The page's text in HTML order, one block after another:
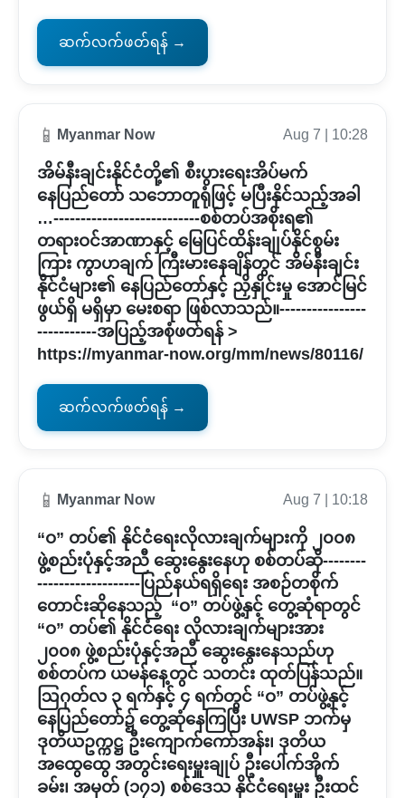
ဆက်လက်ဖတ်ရန် →
📱 Myanmar Now Aug 7 | 10:28
အိမ်နီးချင်းနိုင်ငံတို့၏ စီးပွားရေးအိပ်မက်
နေပြည်တော် သဘောတူရုံဖြင့် မပြီးနိုင်သည့်အခါ
…---------------------------စစ်တပ်အစိုးရ၏
တရားဝင်အာဏာနှင့် မြေပြင်ထိန်းချုပ်နိုင်စွမ်း
ကြား ကွာဟချက် ကြီးမားနေချိန်တွင် အိမ်နီးချင်း
နိုင်ငံများ၏ နေပြည်တော်နှင့် ညှိနှိုင်းမှု အောင်မြင်
ဖွယ်ရှိ မရှိမှာ မေးစရာ ဖြစ်လာသည်။----------------
-----------အပြည့်အစုံဖတ်ရန် >
https://myanmar-now.org/mm/news/80116/
ဆက်လက်ဖတ်ရန် →
📱 Myanmar Now Aug 7 | 10:18
“ဝ” တပ်၏ နိုင်ငံရေးလိုလားချက်များကို ၂၀၀၈
ဖွဲ့စည်းပုံနှင့်အညီ ဆွေးနွေးနေဟု စစ်တပ်ဆို--------
-------------------ပြည်နယ်ရရှိရေး အစဉ်တစိုက်
တောင်းဆိုနေသည့် “ဝ” တပ်ဖွဲ့နှင့် တွေ့ဆုံရာတွင်
“ဝ” တပ်၏ နိုင်ငံရေး လိုလားချက်များအား
၂၀၀၈ ဖွဲ့စည်းပုံနှင့်အညီ ဆွေးနွေးနေသည်ဟု
စစ်တပ်က ယမန်နေ့တွင် သတင်း ထုတ်ပြန်သည်။
ဩဂုတ်လ ၃ ရက်နှင့် ၄ ရက်တွင် “ဝ” တပ်ဖွဲ့နှင့်
နေပြည်တော်၌ တွေ့ဆုံနေကြပြီး UWSP ဘက်မှ
ဒုတိယဥက္ကဋ္ဌ ဦးကျောက်ကော်အန်း၊ ဒုတိယ
အထွေထွေ အတွင်းရေးမှူးချုပ် ဦးပေါက်အိုက်
ခမ်း၊ အမှတ် (၁၇၁) စစ်ဒေသ နိုင်ငံရေးမှူး ဦးထင်